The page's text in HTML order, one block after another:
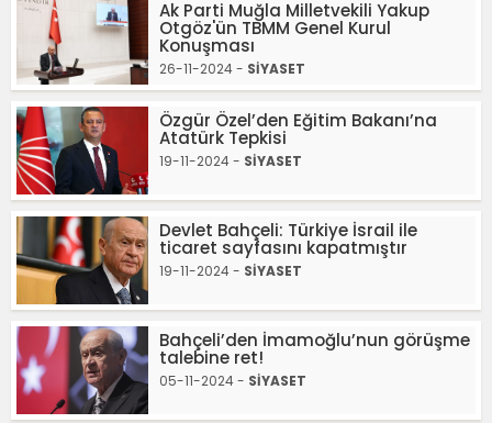
Ak Parti Muğla Milletvekili Yakup
Otgöz'ün TBMM Genel Kurul
Konuşması
26-11-2024 - SİYASET
Özgür Özel’den Eğitim Bakanı’na
Atatürk Tepkisi
19-11-2024 - SİYASET
Devlet Bahçeli: Türkiye İsrail ile
ticaret sayfasını kapatmıştır
19-11-2024 - SİYASET
Bahçeli’den İmamoğlu’nun görüşme
talebine ret!
05-11-2024 - SİYASET